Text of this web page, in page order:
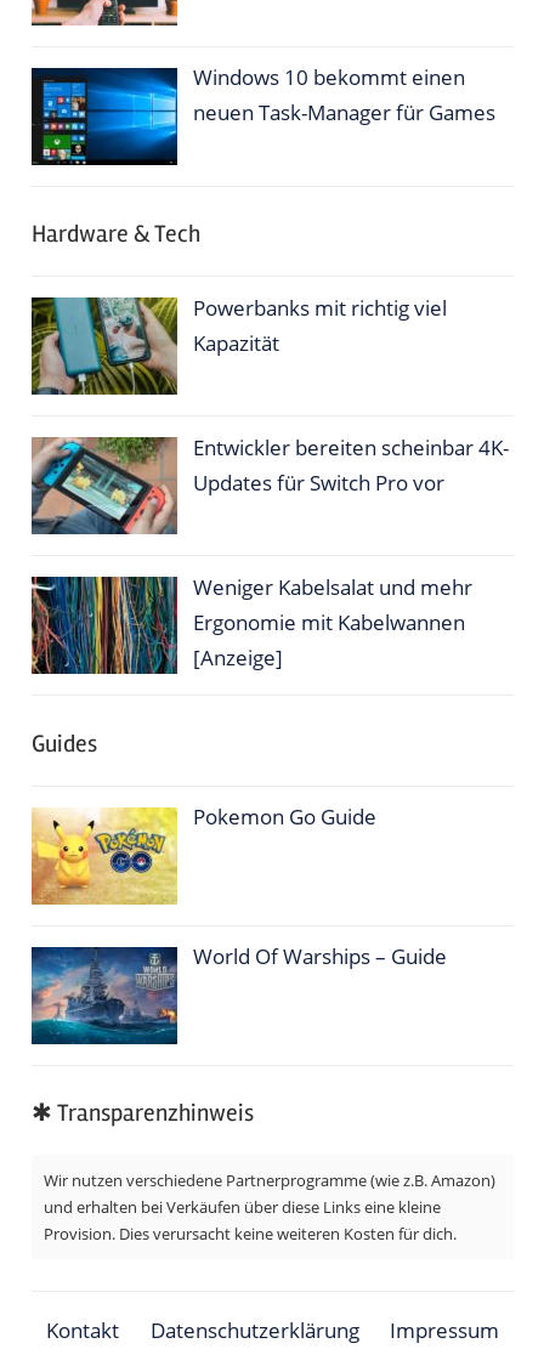
Windows 10 bekommt einen
neuen Task-Manager für Games
Hardware & Tech
Powerbanks mit richtig viel
Kapazität
Entwickler bereiten scheinbar 4K-
Updates für Switch Pro vor
Weniger Kabelsalat und mehr
Ergonomie mit Kabelwannen
[Anzeige]
Guides
Pokemon Go Guide
World Of Warships – Guide
✱ Transparenzhinweis
Wir nutzen verschiedene Partnerprogramme (wie z.B. Amazon)
und erhalten bei Verkäufen über diese Links eine kleine
Provision. Dies verursacht keine weiteren Kosten für dich.
Kontakt Datenschutzerklärung Impressum